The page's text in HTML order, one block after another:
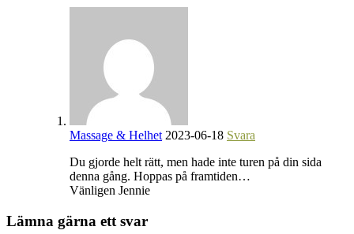
Massage & Helhet 2023-06-18 Svara
Du gjorde helt rätt, men hade inte turen på din sida
denna gång. Hoppas på framtiden…
Vänligen Jennie
Lämna gärna ett svar